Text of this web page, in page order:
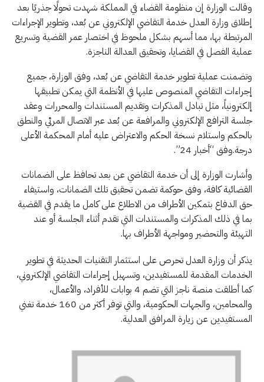
وقالت الوزارة إن منظومة القضاء في المملكة شهدت تحولًا جذريًا بعد
إطلاق وزارة العدل خدمة التقاضي الإلكتروني عن بُعد، وتطوير الإجراءات
المرتبطة بها، مما أسهم بشكل ملحوظ في اختصار عمر القضية وتسريع
عملية الفصل في القضايا، وتحقيق العدالة الناجزة.
وتضمنت عملية تطوير خدمة التقاضي عن بُعد، وفق الوزارة، جميع
إجراءات التقاضي المنصوص عليها في الأنظمة التي يمكن تطبيقها
إلكترونياً، مثل تبادل المذكرات وتقديم المستندات والمحررات وعقد
جلسة الترافع الإلكتروني والمرافعة عن بُعد عبر الاتصال المرئي والنطق
بالحكم واستلام نسخة الحكم والاعتراض عليه أمام المحكمة الأعلى
درجة.وفق “أخبار 24”.
وأشارت الوزارة إلى أن خدمة التقاضي عن بعد تحافظ على الضمانات
القضائية كافة، وفق حوكمة تضمن تحقيق تلك الضمانات، واستيفاء
حق الدفاع بتمكين الأطراف من الاطلاع على كامل ما يقدم في القضية
بما في ذلك المذكرات والمستندات التي تقدم أثناء الجلسة أو عند
التهيئة والتحضير ومواجهة الأطراف بها.
يذكر أن وزارة العدل تحرص على استثمار التقنيات الحديثة في تطوير
الخدمات المقدمة للمستفيدين، وتسهيل إجراءات التقاضي الإلكتروني،
كما أطلقت منصة ناجز التي تضم 4 بوابات للأفراد، والأعمال،
والمحامين، والجهات الحكومية، والتي توفر أكثر من 160 خدمة تغني
المستفيدين عن زيارة المرافق العدلية.